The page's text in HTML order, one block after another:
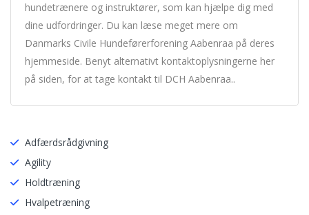
hundetrænere og instruktører, som kan hjælpe dig med
dine udfordringer. Du kan læse meget mere om
Danmarks Civile Hundeførerforening Aabenraa på deres
hjemmeside. Benyt alternativt kontaktoplysningerne her
på siden, for at tage kontakt til DCH Aabenraa..
Adfærdsrådgivning
Agility
Holdtræning
Hvalpetræning